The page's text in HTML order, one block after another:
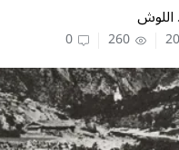
اللوش
260
0